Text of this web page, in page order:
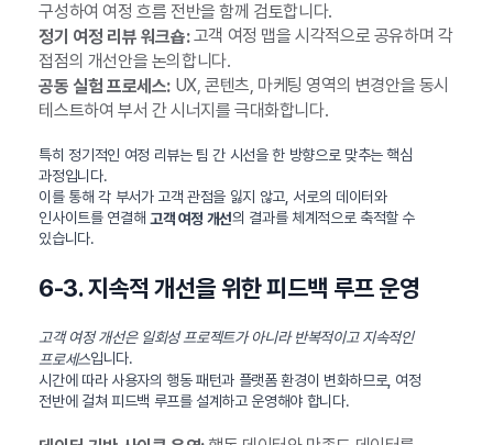
구성하여 여정 흐름 전반을 함께 검토합니다.
정기 여정 리뷰 워크숍:고객 여정 맵을 시각적으로 공유하며 각
접점의 개선안을 논의합니다.
공동 실험 프로세스:UX, 콘텐츠, 마케팅 영역의 변경안을 동시
테스트하여 부서 간 시너지를 극대화합니다.
특히 정기적인 여정 리뷰는 팀 간 시선을 한 방향으로 맞추는 핵심
과정입니다.
이를 통해 각 부서가 고객 관점을 잃지 않고, 서로의 데이터와
인사이트를 연결해 고객 여정 개선의 결과를 체계적으로 축적할 수
있습니다.
6-3. 지속적 개선을 위한 피드백 루프 운영
고객 여정 개선은 일회성 프로젝트가 아니라 반복적이고 지속적인
프로세스입니다.
시간에 따라 사용자의 행동 패턴과 플랫폼 환경이 변화하므로, 여정
전반에 걸쳐 피드백 루프를 설계하고 운영해야 합니다.